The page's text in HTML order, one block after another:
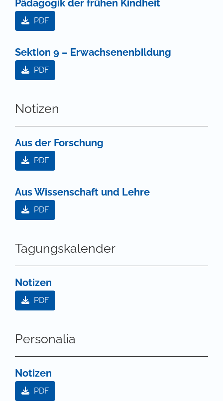
Pädagogik der frühen Kindheit
PDF
Sektion 9 – Erwachsenenbildung
PDF
Notizen
Aus der Forschung
PDF
Aus Wissenschaft und Lehre
PDF
Tagungskalender
Notizen
PDF
Personalia
Notizen
PDF